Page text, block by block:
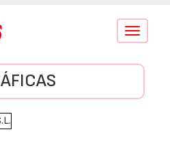
Conmutar